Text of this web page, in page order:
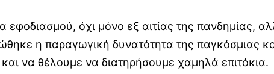
εφοδιασμού, όχι μόνο εξ αιτίας της πανδημίας,
η παραγωγική δυνατότητα της παγκόσμιας
να θέλουμε να διατηρήσουμε χαμηλά επιτόκια.